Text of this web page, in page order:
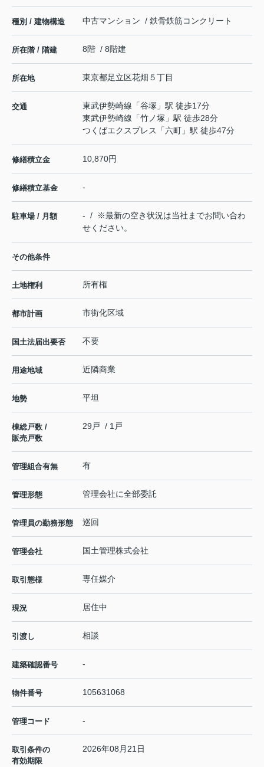
種別 / 建物構造 中古マンション / 鉄骨鉄筋コンクリート
所在階 / 階建 8階 / 8階建
所在地 東京都足立区花畑 ５丁目
交通 東武伊勢崎線 「谷塚 」駅 徒歩17分
東武伊勢崎線 「竹ノ塚 」駅 徒歩28分
つくばエクスプレス
「六町 」駅 徒歩47分
修繕積立金 10,870円
修繕積立基金 -
駐車場 / 月額
- / ※最新の空き状況は当社までお問い合わ
せください。
その他条件
土地権利 所有権
都市計画 市街化区域
国土法届出要否 不要
用途地域 近隣商業
地勢 平坦
棟総戸数 /
販売戸数
29戸 / 1戸
管理組合有無 有
管理形態 管理会社に全部委託
管理員の勤務形態 巡回
管理会社 国土管理株式会社
取引態様 専任媒介
現況 居住中
引渡し 相談
建築確認番号 -
物件番号 105631068
管理コード -
取引条件の
有効期限
2026年08月21日